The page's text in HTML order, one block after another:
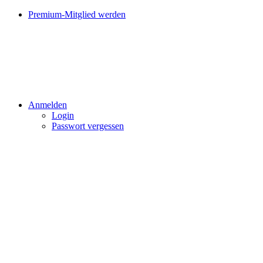
Premium-Mitglied werden
Anmelden
Login
Passwort vergessen